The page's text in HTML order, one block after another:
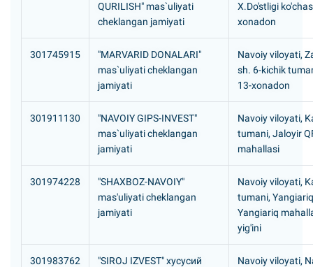
QURILISH" mas`uliyati
cheklangan jamiyati
X.Do'stligi
xonadon
301745915
"MARVARID DONALARI"
mas`uliyati cheklangan
jamiyati
Navoiy viloyati,
sh. 6-kichik
13-xonadon
301911130
"NAVOIY GIPS-INVEST"
mas`uliyati cheklangan
jamiyati
Navoiy viloyati,
tumani, Jaloyir
mahallasi
301974228
"SHAXBOZ-NAVOIY"
mas'uliyati cheklangan
jamiyati
Navoiy viloyati,
tumani,
Yangiariq
yig'ini
301983762
"SIROJ IZVEST" хусусий
Navoiy viloyati,